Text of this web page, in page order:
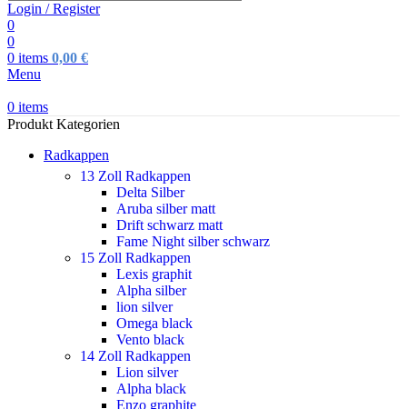
Login / Register
0
0
0 items 0,00 €
Menu
0 items
Produkt Kategorien
Radkappen
13 Zoll Radkappen
Delta Silber
Aruba silber matt
Drift schwarz matt
Fame Night silber schwarz
15 Zoll Radkappen
Lexis graphit
Alpha silber
lion silver
Omega black
Vento black
14 Zoll Radkappen
Lion silver
Alpha black
Enzo graphite